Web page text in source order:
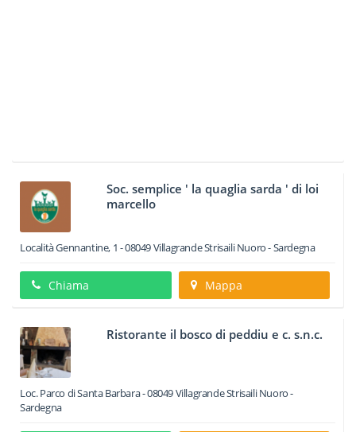
Soc. semplice ' la quaglia sarda ' di loi
marcello
Località Gennantine, 1 -08049Villagrande StrisailiNuoro -Sardegna
Chiama Mappa
Ristorante il bosco di peddiu e c. s.n.c.
Loc. Parco di Santa Barbara-08049Villagrande StrisailiNuoro -
Sardegna